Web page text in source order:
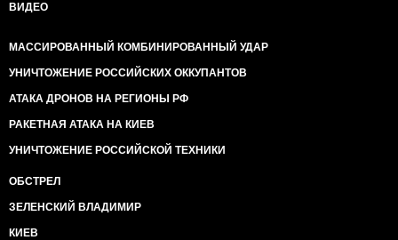
ВИДЕО
МАССИРОВАННЫЙ КОМБИНИРОВАННЫЙ УДАР
УНИЧТОЖЕНИЕ РОССИЙСКИХ ОККУПАНТОВ
АТАКА ДРОНОВ НА РЕГИОНЫ РФ
РАКЕТНАЯ АТАКА НА КИЕВ
УНИЧТОЖЕНИЕ РОССИЙСКОЙ ТЕХНИКИ
ОБСТРЕЛ
ЗЕЛЕНСКИЙ ВЛАДИМИР
КИЕВ